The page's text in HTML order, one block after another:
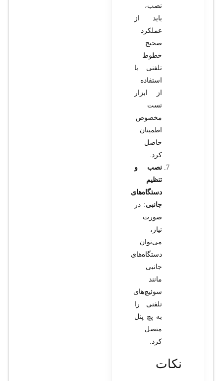
نصب،
باید از
عملکرد
صحیح
خطوط
تلفنی با
استفاده
از ابزار
تست
مخصوص
اطمینان
حاصل
کرد.
نصب و
تنظیم
دستگاه‌های
جانبی: در
صورت
نیاز،
می‌توان
دستگاه‌های
جانبی
مانند
سوئیچ‌های
تلفنی را
به پچ پنل
متصل
کرد.
نکات